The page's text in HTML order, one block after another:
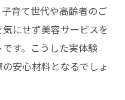
る訪問美容の魅力
ービスの特徴解説
安心ポイント
育て世代や高齢者のご
にせず美容サービスを
す。こうした実体験
安心材料となるでしょ